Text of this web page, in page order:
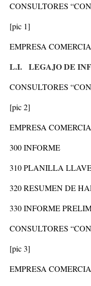
CONSULTORES
[pic 1]
EMPRESA
L.I. LEGAJO DE
CONSULTORES
[pic 2]
EMPRESA
300 INFORME
310PLANILLA
320RESUMEN DE
330INFORME
CONSULTORES
[pic 3]
EMPRESA